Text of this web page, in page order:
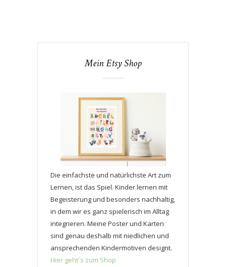
Mein Etsy Shop
Die einfachste und natürlichste Art zum
Lernen, ist das Spiel. Kinder lernen mit
Begeisterung und besonders nachhaltig,
in dem wir es ganz spielerisch im Alltag
integrieren. Meine Poster und Karten
sind genau deshalb mit niedlichen und
ansprechenden Kindermotiven designt.
Hier geht´s zum Shop